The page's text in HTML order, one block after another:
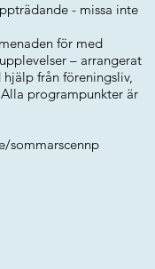
- missa inte
för med
– arrangerat
från föreningsliv,
programpunkter är
sommarscennp